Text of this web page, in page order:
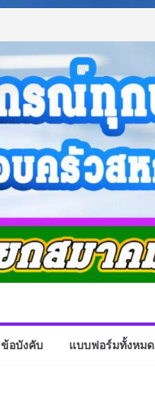
ข้อบังคับ แบบฟอร์มทั้งหมด